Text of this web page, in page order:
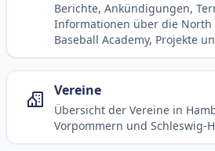
Berichte, Ankündigungen,
Informationen über die North
Baseball Academy, Projekte
Vereine
Übersicht der Vereine in
Vorpommern und Schleswig-